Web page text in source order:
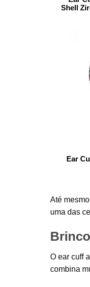
Shell
Ear
Até
uma das
O ear cuff
combina